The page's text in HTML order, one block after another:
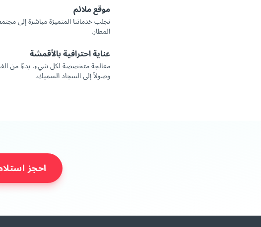
موقع ملائم
نجلب خدماتنا المتميزة مباشرة إلى
المطار.
عناية احترافية بالأقمشة
معالجة متخصصة لكل شيء، بدءًا من
وصولاً إلى السجاد السميك.
احجز